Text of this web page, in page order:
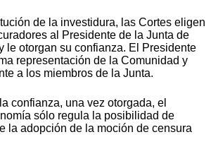
de la investidura, las Cortes eligen
al Presidente de la Junta de
le otorgan su confianza. El Presidente
representación de la Comunidad y
a los miembros de la Junta.
confianza, una vez otorgada, el
sólo regula la posibilidad de
la adopción de la moción de censura